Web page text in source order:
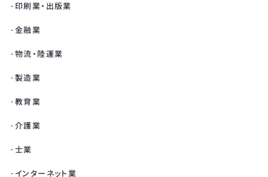
印刷業・出版業
金融業
物流・陸運業
製造業
教育業
介護業
士業
インターネット業